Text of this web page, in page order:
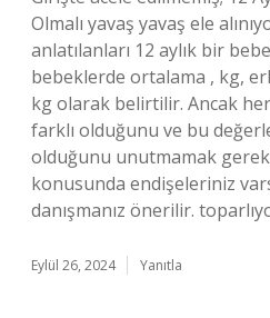
Olmalı yavaş yavaş ele
anlatılanları 12 aylık bir
bebeklerde ortalama , kg,
kg olarak belirtilir. Ancak
farklı olduğunu ve bu
olduğunu unutmamak
konusunda endişeleriniz
danışmanız önerilir.
Eylül 26, 2024 Yanıtla